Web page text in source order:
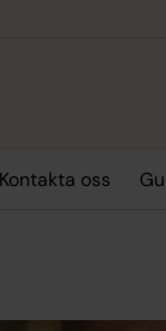
Kontakta oss